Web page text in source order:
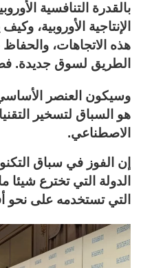
بالقدرة التنافسية
الإنتاجية الأوروبية،
هذه الاتجاهات،
الطريق لسوق جديدة.
وسيكون العنصر
هو السباق لتسخير
الاصطناعي.
إن الفوز في سباق
الدولة التي تخترع شيئا
التي تستخدمه على نحو